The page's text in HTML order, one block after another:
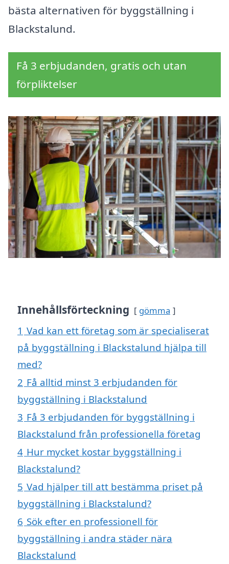
bästa alternativen för byggställning i
Blackstalund.
Få 3 erbjudanden, gratis och utan
förpliktelser
Innehållsförteckning gömma
1 Vad kan ett företag som är specialiserat
på byggställning i Blackstalund hjälpa till
med?
2 Få alltid minst 3 erbjudanden för
byggställning i Blackstalund
3 Få 3 erbjudanden för byggställning i
Blackstalund från professionella företag
4 Hur mycket kostar byggställning i
Blackstalund?
5 Vad hjälper till att bestämma priset på
byggställning i Blackstalund?
6 Sök efter en professionell för
byggställning i andra städer nära
Blackstalund